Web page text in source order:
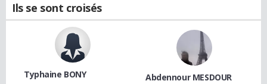
Ils se sont croisés
Typhaine BONY Abdennour MESDOUR